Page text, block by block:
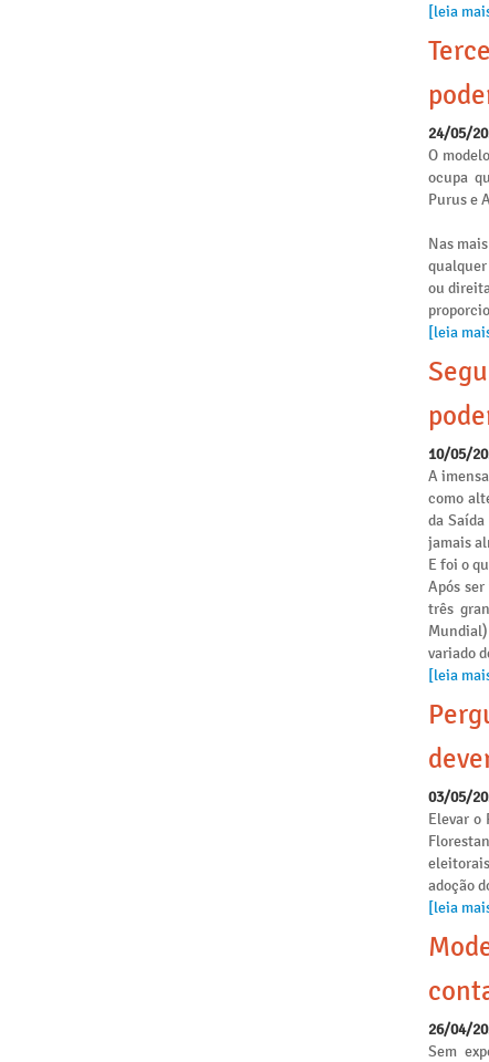
[leia
24/05/
O
ocupa
Purus e
Nas
ou
[leia
10/05/
A
como
da
jamais
E foi o
Após
três
variado
[leia
03/05/
Elevar o
adoção
[leia
26/04/
Sem